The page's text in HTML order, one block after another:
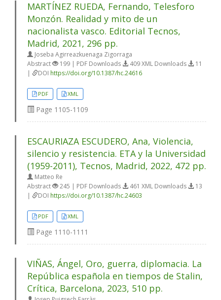
MARTÍNEZ RUEDA, Fernando, Telesforo
Monzón. Realidad y mito de un
nacionalista vasco. Editorial Tecnos,
Madrid, 2021, 296 pp.
Joseba Agirreazkuenaga Zigorraga
Abstract
199 | PDF Downloads 409 XML Downloads
11
|
DOI https://doi.org/10.1387/hc.24616
PDF XML
Page 1105-1109
ESCAURIAZA ESCUDERO, Ana, Violencia,
silencio y resistencia. ETA y la Universidad
(1959-2011), Tecnos, Madrid, 2022, 472 pp.
Matteo Re
Abstract
245 | PDF Downloads 461 XML Downloads
13
|
DOI https://doi.org/10.1387/hc.24603
PDF XML
Page 1110-1111
VIÑAS, Ángel, Oro, guerra, diplomacia. La
República española en tiempos de Stalin,
Crítica, Barcelona, 2023, 510 pp.